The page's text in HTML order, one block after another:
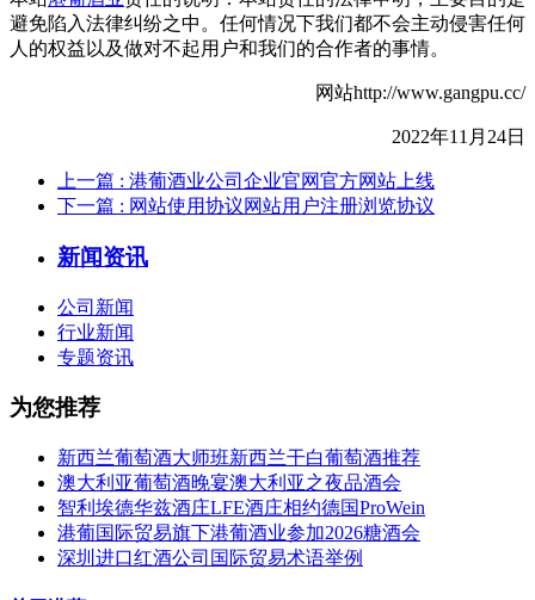
避免陷入法律纠纷之中。任何情况下我们都不会主动侵害任何
人的权益以及做对不起用户和我们的合作者的事情。
网站http://www.gangpu.cc/
2022年11月24日
上一篇 : 港葡酒业公司企业官网官方网站上线
下一篇 : 网站使用协议网站用户注册浏览协议
新闻资讯
公司新闻
行业新闻
专题资讯
为您推荐
新西兰葡萄酒大师班新西兰干白葡萄酒推荐
澳大利亚葡萄酒晚宴澳大利亚之夜品酒会
智利埃德华兹酒庄LFE酒庄相约德国ProWein
港葡国际贸易旗下港葡酒业参加2026糖酒会
深圳进口红酒公司国际贸易术语举例